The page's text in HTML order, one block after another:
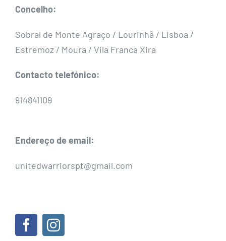
Concelho:
Sobral de Monte Agraço / Lourinhã / Lisboa /
Estremoz / Moura / Vila Franca Xira
Contacto telefónico:
914841109
Endereço de email:
unitedwarriorspt@gmail.com